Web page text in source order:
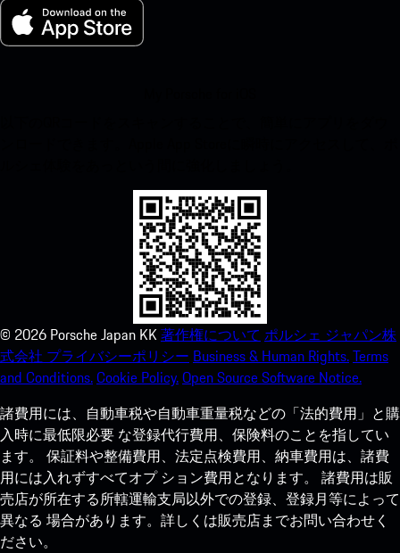
© 2026 Porsche Japan KK著作権について ポルシェ ジャパン株
式会社 プライバシーポリシー Business & Human Rights.Terms
and Conditions.Cookie Policy.Open Source Software Notice.
諸費用には、自動車税や自動車重量税などの「法的費用」と購
入時に最低限必要 な登録代行費用、保険料のことを指してい
ます。 保証料や整備費用、法定点検費用、納車費用は、諸費
用には入れずすべてオプ ション費用となります。 諸費用は販
売店が所在する所轄運輸支局以外での登録、登録月等によって
異なる 場合があります。詳しくは販売店までお問い合わせく
ださい。